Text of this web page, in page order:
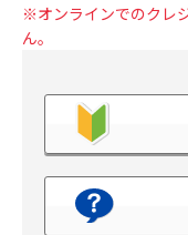
※オンラインでのクレ
ん。